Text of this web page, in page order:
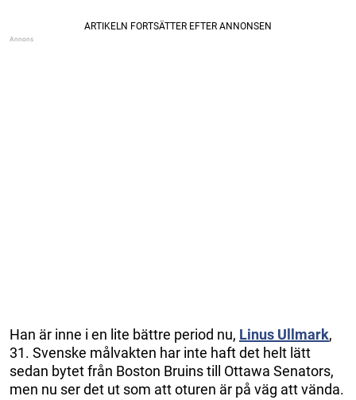
Han är inne i en lite bättre period nu, Linus Ullmark,
31. Svenske målvakten har inte haft det helt lätt
sedan bytet från Boston Bruins till Ottawa Senators,
men nu ser det ut som att oturen är på väg att vända.